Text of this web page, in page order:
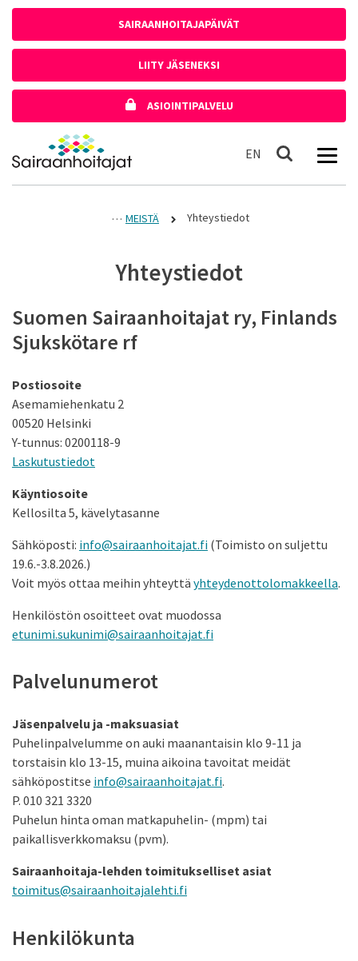
SAIRAANHOITAJAPÄIVÄT
LIITY JÄSENEKSI
ASIOINTIPALVELU
Etusivulle
EN In English
Haku
MEISTÄ Yhteystiedot
Yhteystiedot
Suomen Sairaanhoitajat ry, Finlands
Sjukskötare rf
Postiosoite
Asemamiehenkatu 2
00520 Helsinki
Y-tunnus: 0200118-9
Laskutustiedot
Käyntiosoite
Kellosilta 5, kävelytasanne
Sähköposti: info@sairaanhoitajat.fi (Toimisto on suljettu
19.6.-3.8.2026.)
Voit myös ottaa meihin yhteyttä yhteydenottolomakkeella.
Henkilöstön osoitteet ovat muodossa
etunimi.sukunimi@sairaanhoitajat.fi
Palvelunumerot
Jäsenpalvelu ja -maksuasiat
Puhelinpalvelumme on auki maanantaisin klo 9-11 ja
torstaisin klo 13-15, muina aikoina tavoitat meidät
sähköpostitse info@sairaanhoitajat.fi.
P. 010 321 3320
Puhelun hinta oman matkapuhelin- (mpm) tai
paikallisverkkomaksu (pvm).
Sairaanhoitaja-lehden toimitukselliset asiat
toimitus@sairaanhoitajalehti.fi
Henkilökunta